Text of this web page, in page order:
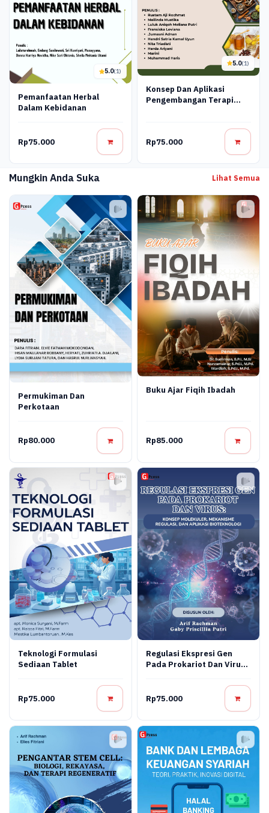
5.0(1)
Pemanfaatan Herbal
Dalam Kebidanan
Rp75.000
5.0(1)
Konsep Dan Aplikasi
Pengembangan Terapi
Rp75.000
Mungkin Anda Suka Lihat Semua
Permukiman Dan
Perkotaan
Rp80.000
Buku Ajar Fiqih Ibadah
Rp85.000
Teknologi Formulasi
Sediaan Tablet
Rp75.000
Regulasi Ekspresi Gen
Pada Prokariot Dan Virus:
Mekanisme Regulasi, Dan
Aplikasi Bioteknologi
Rp75.000